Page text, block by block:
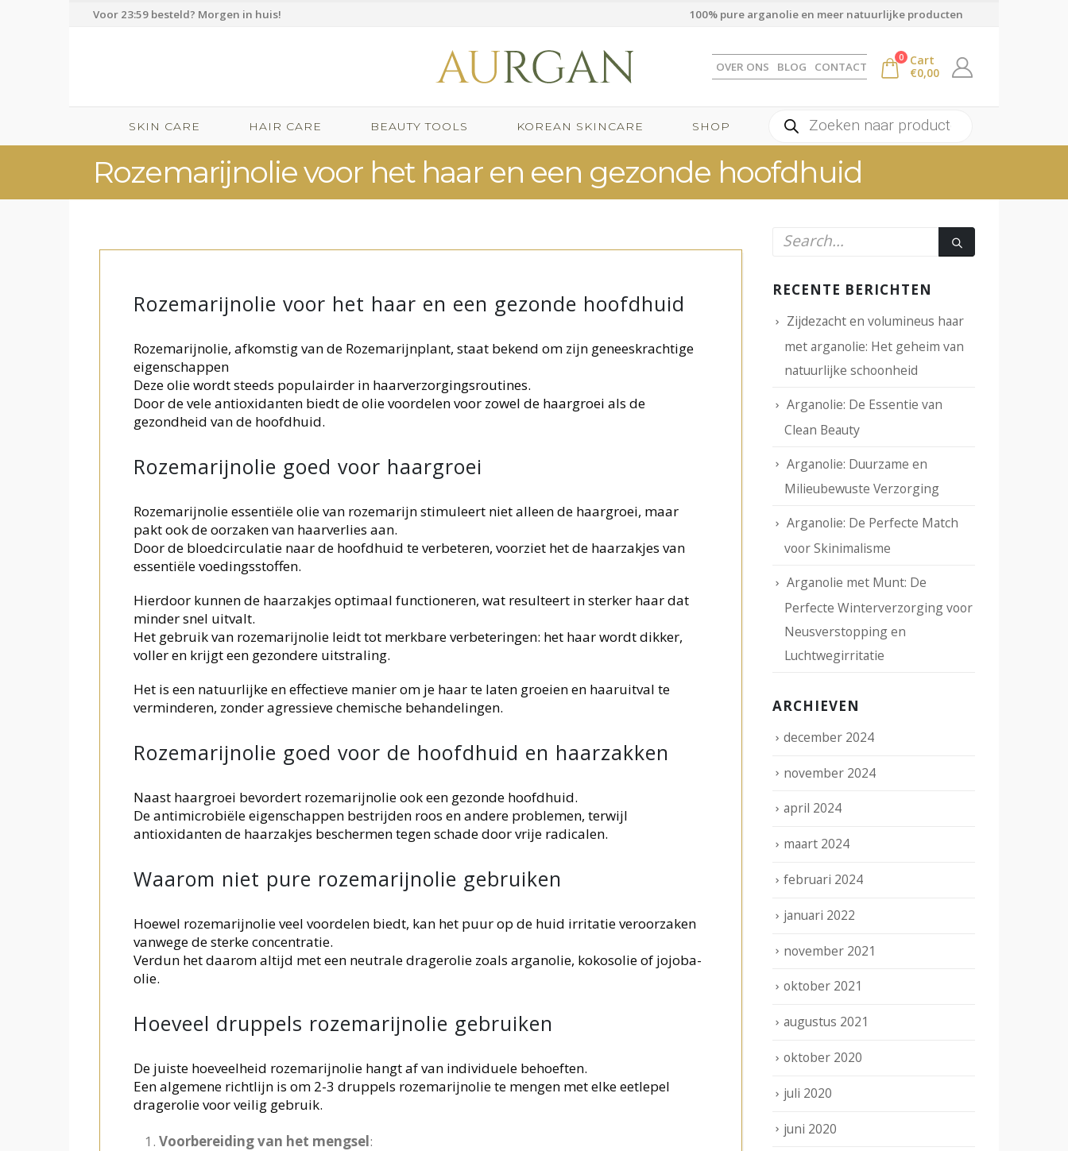
Voor 23:59 besteld? Morgen in huis! 100% pure arganolie en meer natuurlijke producten
OVER ONS BLOG CONTACT
0
Cart
€0,00
SKIN CARE HAIR CARE BEAUTY TOOLS KOREAN SKINCARE SHOP
Producten
zoeken
Rozemarijnolie voor het haar en een gezonde hoofdhuid
Rozemarijnolie voor het haar en een gezonde hoofdhuid
Rozemarijnolie, afkomstig van de Rozemarijnplant, staat bekend om zijn geneeskrachtige
eigenschappen
Deze olie wordt steeds populairder in haarverzorgingsroutines.
Door de vele antioxidanten biedt de olie voordelen voor zowel de haargroei als de
gezondheid van de hoofdhuid.
Rozemarijnolie goed voor haargroei
Rozemarijnolie essentiële olie van rozemarijn stimuleert niet alleen de haargroei, maar
pakt ook de oorzaken van haarverlies aan.
Door de bloedcirculatie naar de hoofdhuid te verbeteren, voorziet het de haarzakjes van
essentiële voedingsstoffen.
Hierdoor kunnen de haarzakjes optimaal functioneren, wat resulteert in sterker haar dat
minder snel uitvalt.
Het gebruik van rozemarijnolie leidt tot merkbare verbeteringen: het haar wordt dikker,
voller en krijgt een gezondere uitstraling.
Het is een natuurlijke en effectieve manier om je haar te laten groeien en haaruitval te
verminderen, zonder agressieve chemische behandelingen.
Rozemarijnolie goed voor de hoofdhuid en haarzakken
Naast haargroei bevordert rozemarijnolie ook een gezonde hoofdhuid.
De antimicrobiële eigenschappen bestrijden roos en andere problemen, terwijl
antioxidanten de haarzakjes beschermen tegen schade door vrije radicalen.
Waarom niet pure rozemarijnolie gebruiken
Hoewel rozemarijnolie veel voordelen biedt, kan het puur op de huid irritatie veroorzaken
vanwege de sterke concentratie.
Verdun het daarom altijd met een neutrale dragerolie zoals arganolie, kokosolie of jojoba-
olie.
Hoeveel druppels rozemarijnolie gebruiken
De juiste hoeveelheid rozemarijnolie hangt af van individuele behoeften.
Een algemene richtlijn is om 2-3 druppels rozemarijnolie te mengen met elke eetlepel
dragerolie voor veilig gebruik.
Voorbereiding van het mengsel:
RECENTE BERICHTEN
Zijdezacht en volumineus haar
met arganolie: Het geheim van
natuurlijke schoonheid
Arganolie: De Essentie van
Clean Beauty
Arganolie: Duurzame en
Milieubewuste Verzorging
Arganolie: De Perfecte Match
voor Skinimalisme
Arganolie met Munt: De
Perfecte Winterverzorging voor
Neusverstopping en
Luchtwegirritatie
ARCHIEVEN
december 2024
november 2024
april 2024
maart 2024
februari 2024
januari 2022
november 2021
oktober 2021
augustus 2021
oktober 2020
juli 2020
juni 2020